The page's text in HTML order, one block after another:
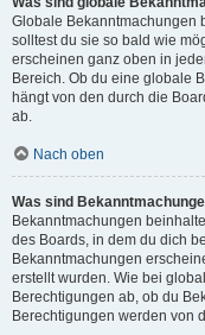
Globale Bekanntmachungen
solltest du sie so bald wie
erscheinen ganz oben in
Bereich. Ob du eine globale
hängt von den durch die
ab.
Nach oben
Was sind
Bekanntmachungen
des Boards, in dem du dich
Bekanntmachungen
erstellt wurden. Wie bei
Berechtigungen ab, ob du
Berechtigungen werden von